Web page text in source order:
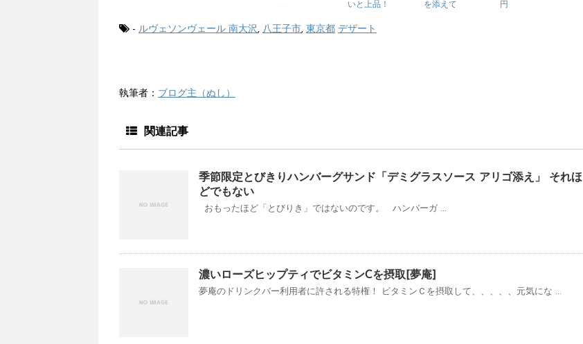
いと上品！
を添えて
円
- ルヴェソンヴェール 南大沢, 八王子市, 東京都 デザート
執筆者： ブログ主（ぬし）
関連記事
季節限定とびきりハンバーグサンド「デミグラスソース アリゴ添え」 それほ
どでもない
おもったほど「とびりき」ではないのです。 ハンバーガ ...
濃いローズヒップティでビタミンCを摂取[夢庵]
夢庵のドリンクバー利用者に許される特権！ ビタミンＣを摂取して、、、、、元気にな ...